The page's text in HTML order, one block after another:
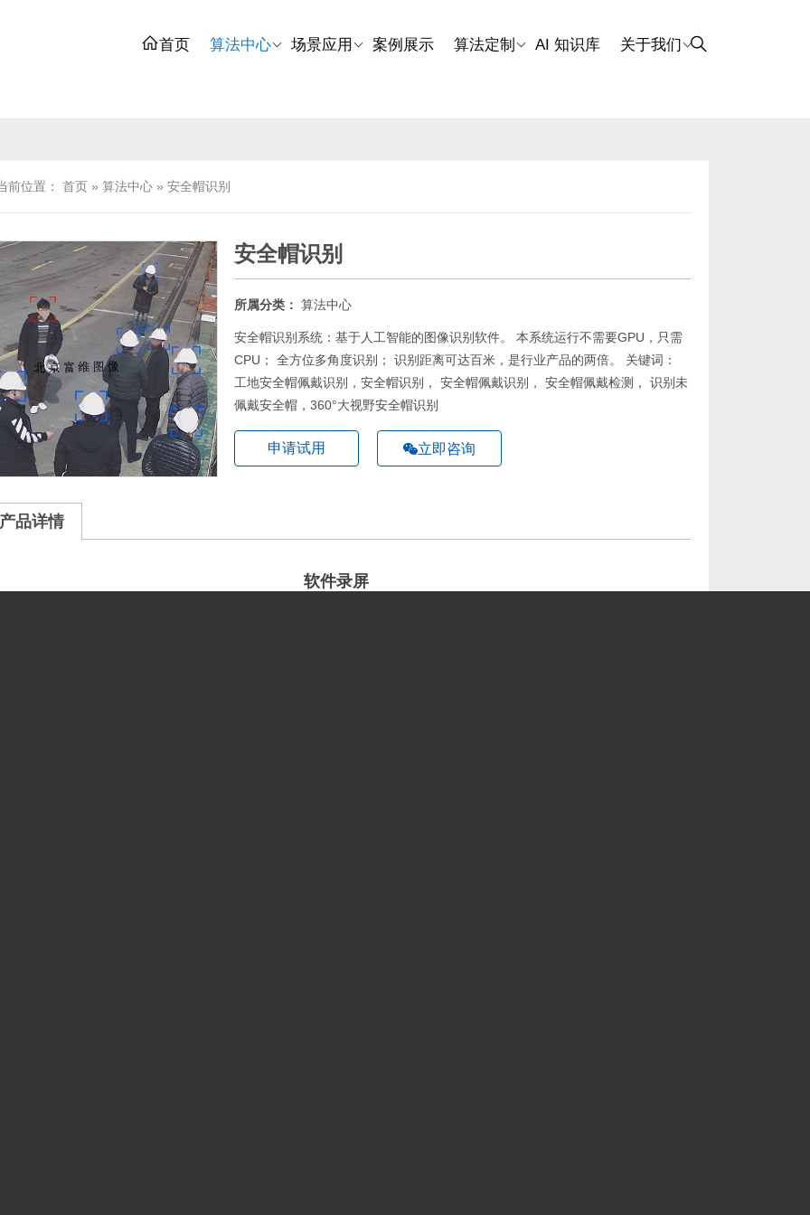
首页 算法中心 场景应用 案例展示 算法定制 AI 知识库 关于我们
前位置： 首页 » 算法中心 » 安全帽识别
安全帽识别
所属分类： 算法中心
安全帽识别系统：基于人工智能的图像识别软件。 本系统运行不需要GPU，只需
CPU； 全方位多角度识别； 识别距离可达百米，是行业产品的两倍。 关键词：
工地安全帽佩戴识别，安全帽识别， 安全帽佩戴识别， 安全帽佩戴检测， 识别未
佩戴安全帽，360°大视野安全帽识别
申请试用 立即咨询
产品详情
软件录屏